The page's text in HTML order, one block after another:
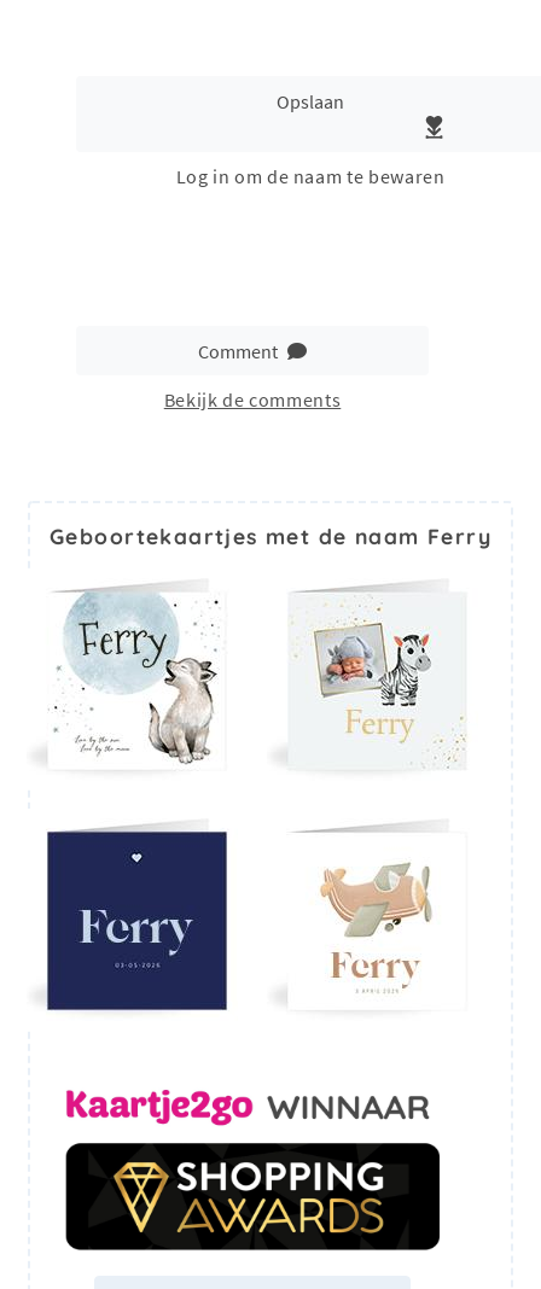
Opslaan
Log in om de naam te bewaren
Comment
Bekijk de comments
Geboortekaartjes met de naam Ferry